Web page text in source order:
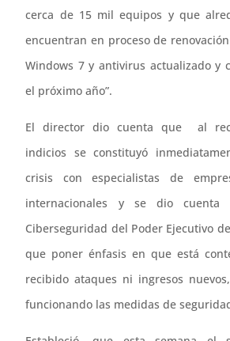
cerca de 15 mil equipos y que
encuentran en proceso de
Windows 7 y antivirus actualizado y
el próximo año”.
El director dio cuenta que al
indicios se constituyó
crisis con especialistas de
internacionales y se dio
Ciberseguridad del Poder Ejecutivo
que poner énfasis en que está
recibido ataques ni ingresos
funcionando las medidas de